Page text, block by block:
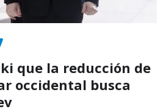
que la reducción de
occidental busca